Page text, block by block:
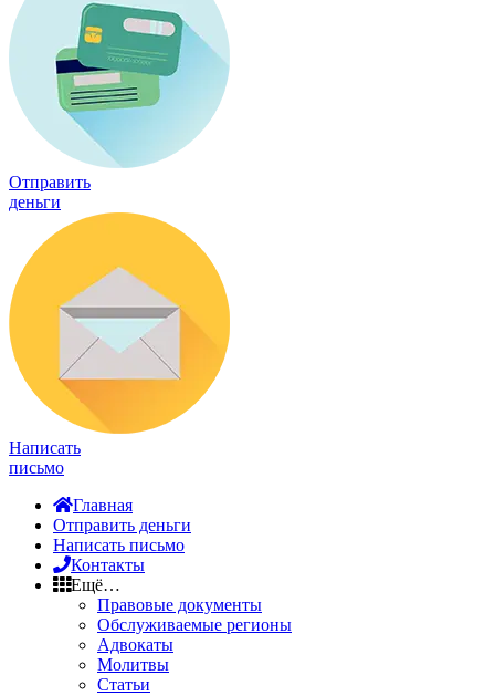
Отправить
деньги
Написать
письмо
Главная
Отправить деньги
Написать письмо
Контакты
Ещё…
Правовые документы
Обслуживаемые регионы
Адвокаты
Молитвы
Статьи